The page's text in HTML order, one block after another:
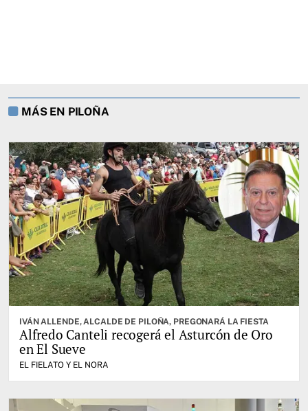
MÁS EN PILOÑA
IVÁN ALLENDE, ALCALDE DE PILOÑA, PREGONARÁ LA FIESTA
Alfredo Canteli recogerá el Asturcón de Oro
en El Sueve
EL FIELATO Y EL NORA